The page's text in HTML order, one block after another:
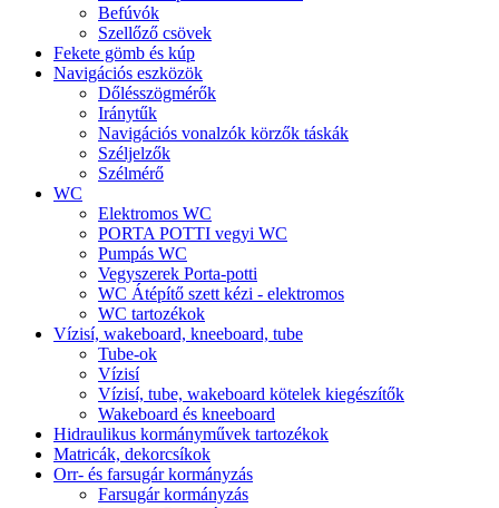
Befúvók
Szellőző csövek
Fekete gömb és kúp
Navigációs eszközök
Dőlésszögmérők
Iránytűk
Navigációs vonalzók körzők táskák
Széljelzők
Szélmérő
WC
Elektromos WC
PORTA POTTI vegyi WC
Pumpás WC
Vegyszerek Porta-potti
WC Átépítő szett kézi - elektromos
WC tartozékok
Vízisí, wakeboard, kneeboard, tube
Tube-ok
Vízisí
Vízisí, tube, wakeboard kötelek kiegészítők
Wakeboard és kneeboard
Hidraulikus kormányművek tartozékok
Matricák, dekorcsíkok
Orr- és farsugár kormányzás
Farsugár kormányzás